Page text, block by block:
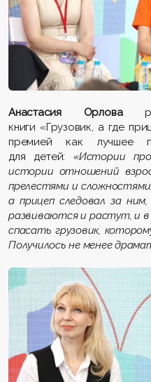
Анастасия Орлова
книги «Грузовик, а где
премией как лучшее
для детей:«Истории
истории отношений
прелестями и
а прицеп следовал за
развиваются и растут, и в
спасать грузовик,
Получилось не менее